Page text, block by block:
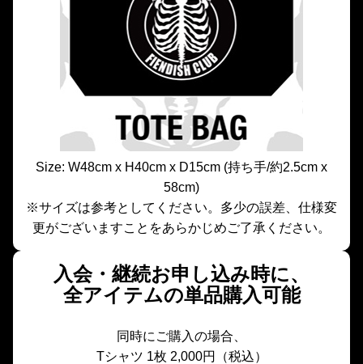
Size: W48cm x H40cm x D15cm (持ち手/約2.5cm x
58cm)
※サイズは参考としてください。多少の誤差、仕様変
更がございますことをあらかじめご了承ください。
入会・継続お申し込み時に、
全アイテムの単品購入可能
同時にご購入の場合、
Tシャツ 1枚 2,000円（税込）